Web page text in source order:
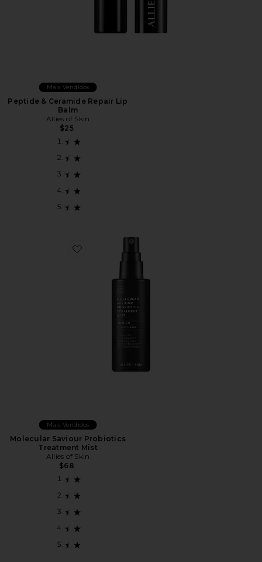
Mais Vendidos
Peptide & Ceramide Repair Lip
Balm
Allies of Skin
$25
Favorite Molecular Saviour Probiotics Treatment Mist
Mais Vendidos
Molecular Saviour Probiotics
Treatment Mist
Allies of Skin
$68